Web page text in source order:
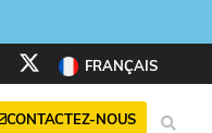
FRANÇAIS
CONTACTEZ-NOUS